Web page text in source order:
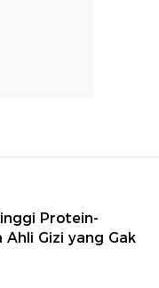
Protein-
Ahli Gizi yang Gak